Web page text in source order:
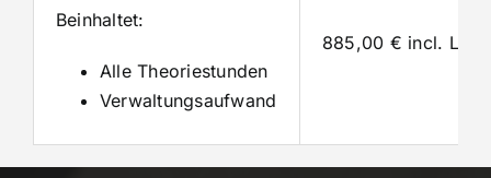
Beinhaltet:
Alle Theoriestunden
Verwaltungsaufwand
885,00 € incl.